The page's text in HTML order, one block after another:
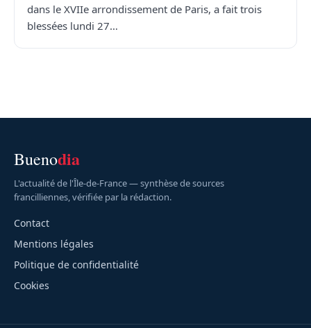
dans le XVIIe arrondissement de Paris, a fait trois
blessées lundi 27…
Buenodia
L'actualité de l'Île-de-France — synthèse de sources
francilliennes, vérifiée par la rédaction.
Contact
Mentions légales
Politique de confidentialité
Cookies